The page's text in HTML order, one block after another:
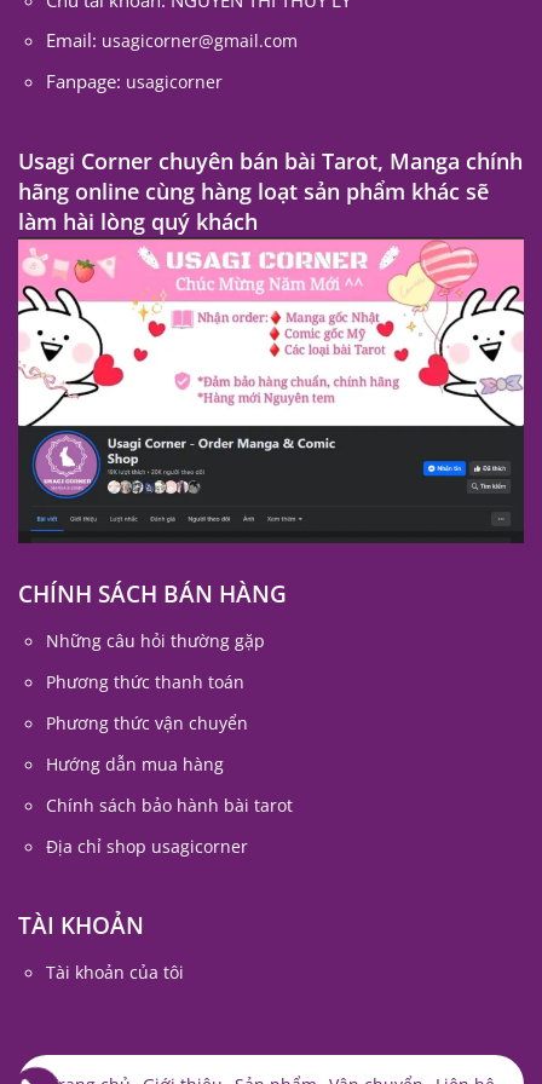
Email: usagicorner@gmail.com
Fanpage: usagicorner
Usagi Corner chuyên bán bài Tarot, Manga chính
hãng online cùng hàng loạt sản phẩm khác sẽ
làm hài lòng quý khách
CHÍNH SÁCH BÁN HÀNG
Những câu hỏi thường gặp
Phương thức thanh toán
Phương thức vận chuyển
Hướng dẫn mua hàng
Chính sách bảo hành bài tarot
Địa chỉ shop usagicorner
TÀI KHOẢN
Tài khoản của tôi